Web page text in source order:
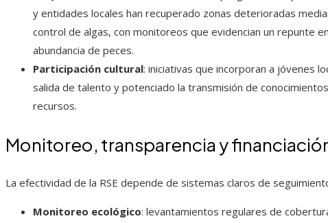
y entidades locales han recuperado zonas deterioradas
control de algas, con monitoreos que evidencian un repunte
abundancia de peces.
Participación cultural: iniciativas que incorporan a jóvenes
salida de talento y potenciado la transmisión de
recursos.
Monitoreo, transparencia y
La efectividad de la RSE depende de sistemas claros de
Monitoreo ecológico: levantamientos regulares de